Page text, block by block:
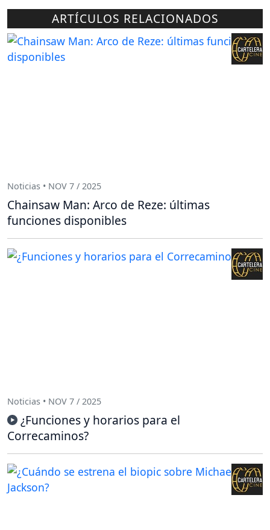
ARTÍCULOS RELACIONADOS
Noticias • NOV 7 / 2025
Chainsaw Man: Arco de Reze: últimas
funciones disponibles
Noticias • NOV 7 / 2025
¿Funciones y horarios para el
Correcaminos?